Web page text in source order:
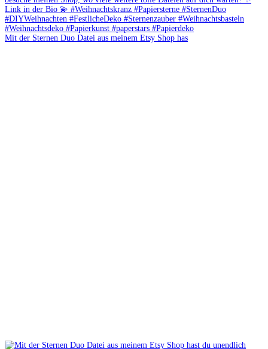
Mit der Sternen Duo Datei aus meinem Etsy Shop has